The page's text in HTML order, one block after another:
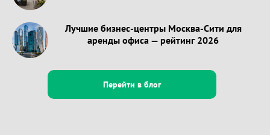
Лучшие бизнес-центры Москва-Сити для
аренды офиса — рейтинг 2026
Перейти в блог